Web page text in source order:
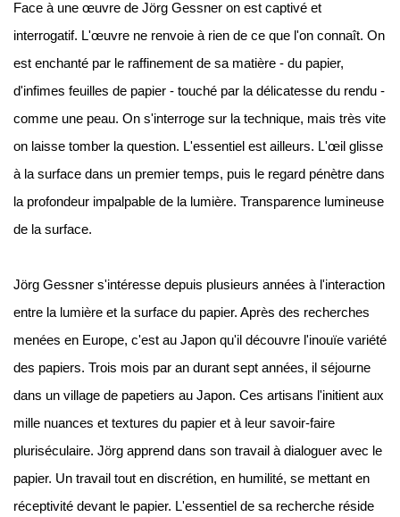
Face à une œuvre de Jörg Gessner on est captivé et
interrogatif. L'œuvre ne renvoie à rien de ce que l'on connaît. On
est enchanté par le raffinement de sa matière - du papier,
d'infimes feuilles de papier - touché par la délicatesse du rendu -
comme une peau. On s'interroge sur la technique, mais très vite
on laisse tomber la question. L'essentiel est ailleurs. L'œil glisse
à la surface dans un premier temps, puis le regard pénètre dans
la profondeur impalpable de la lumière. Transparence lumineuse
de la surface.
Jörg Gessner s'intéresse depuis plusieurs années à l'interaction
entre la lumière et la surface du papier. Après des recherches
menées en Europe, c'est au Japon qu'il découvre l'inouïe variété
des papiers. Trois mois par an durant sept années, il séjourne
dans un village de papetiers au Japon. Ces artisans l'initient aux
mille nuances et textures du papier et à leur savoir-faire
pluriséculaire. Jörg apprend dans son travail à dialoguer avec le
papier. Un travail tout en discrétion, en humilité, se mettant en
réceptivité devant le papier. L'essentiel de sa recherche réside